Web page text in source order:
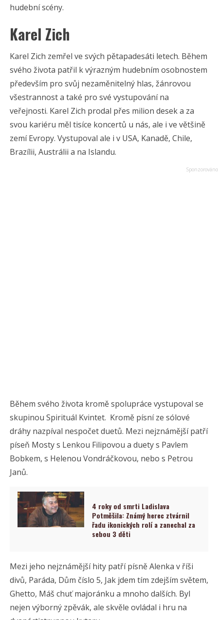
hudební scény.
Karel Zich
Karel Zich zemřel ve svých pětapadesáti letech. Během
svého života patřil k výrazným hudebním osobnostem
především pro svůj nezaměnitelný hlas, žánrovou
všestrannost a také pro své vystupování na
veřejnosti. Karel Zich prodal přes milion desek a za
svou kariéru měl tisíce koncertů u nás, ale i ve většině
zemí Evropy. Vystupoval ale i v USA, Kanadě, Chile,
Brazílii, Austrálii a na Islandu.
Během svého života kromě spolupráce vystupoval se
skupinou Spirituál Kvintet. Kromě písní ze sólové
dráhy nazpíval nespočet duetů. Mezi nejznámější patří
píseň Mosty s Lenkou Filipovou a duety s Pavlem
Bobkem, s Helenou Vondráčkovou, nebo s Petrou
Janů.
4 roky od smrti Ladislava
Potměšila: Známý herec ztvárnil
řadu ikonických rolí a zanechal za
sebou 3 děti
Mezi jeho nejznámější hity patří písně Alenka v říši
divů, Paráda, Dům číslo 5, Jak jdem tím zdejším světem,
Ghetto, Máš chuť majoránku a mnoho dalších. Byl
nejen výborný zpěvák, ale skvěle ovládal i hru na